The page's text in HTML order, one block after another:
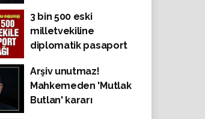
3 bin 500 eski
milletvekiline
diplomatik pasaport
Arşiv unutmaz!
Mahkemeden 'Mutlak
Butlan' kararı